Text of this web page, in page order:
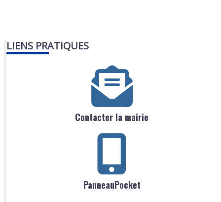
LIENS PRATIQUES
Contacter la mairie
PanneauPocket